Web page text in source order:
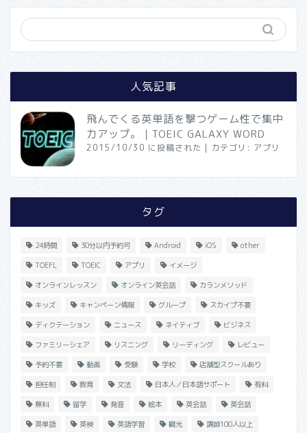
人気記事
飛んでくる英単語を撃つゲーム性で集中
力アップ。｜TOEIC GALAXY WORD
2015/10/30 に投稿された | カテゴリ: アプリ
タグ
24時間 30分以内予約可 Android iOS other
TOEFL TOEIC アプリ イメージ
オンラインレッスン オンライン英会話 カランメソッド
キッズ キャンペーン情報 グループ スカイプ不要
ディクテーション ニュース ネイティブ ビジネス
ファミリーシェア リスニング リーディング レビュー
予約不要 動画 受験 学校 店舗型スクールあり
担任制 教育 文法 日本人／日本語サポート 有料
無料 留学 発音 絵本 英会話 英会話
英単語 英検 英語学習 観光 講師100人以上